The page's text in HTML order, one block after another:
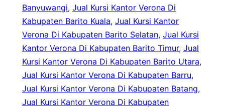
Banyuwangi, Jual Kursi Kantor Verona Di
Kabupaten Barito Kuala, Jual Kursi Kantor
Verona Di Kabupaten Barito Selatan, Jual Kursi
Kantor Verona Di Kabupaten Barito Timur, Jual
Kursi Kantor Verona Di Kabupaten Barito Utara
Jual Kursi Kantor Verona Di Kabupaten Barru
Jual Kursi Kantor Verona Di Kabupaten Batang
Jual Kursi Kantor Verona Di Kabupaten